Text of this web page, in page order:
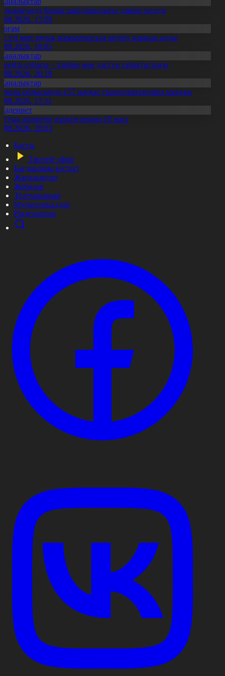
балық шаруашылығы дамып келеді
17:09
еті мен тауық жұмыртқасын өндіру қарқын алды
10:05
отбасы – тәрбие мен дәстүр сабақтастығы
20:19
облысында 157 науқас трансплантацияға мұқтаж
17:11
архивтің құрылғанына 20 жыл
20:03
Басты
Тікелей эфир
Бағдарлама кестесі
Жаңалықтар
Жобалар
Телехикаялар
Мультсериалдар
Видеоархив